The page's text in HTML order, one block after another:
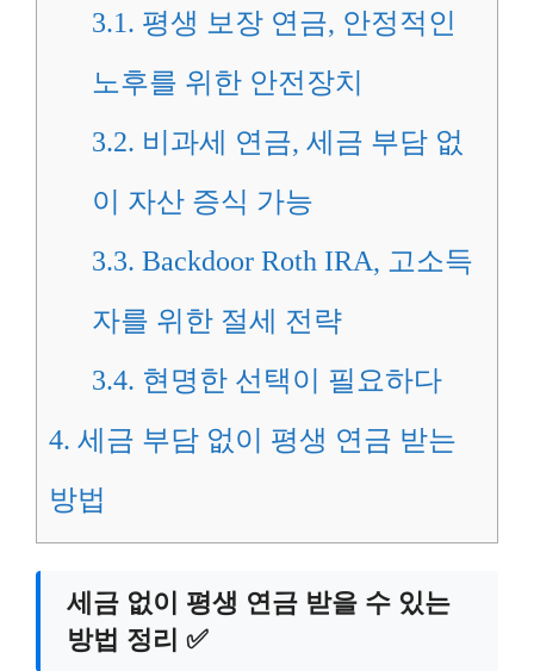
3.1. 평생 보장 연금, 안정적인
노후를 위한 안전장치
3.2. 비과세 연금, 세금 부담 없
이 자산 증식 가능
3.3. Backdoor Roth IRA, 고소득
자를 위한 절세 전략
3.4. 현명한 선택이 필요하다
4. 세금 부담 없이 평생 연금 받는
방법
세금 없이 평생 연금 받을 수 있는
방법 정리 ✅